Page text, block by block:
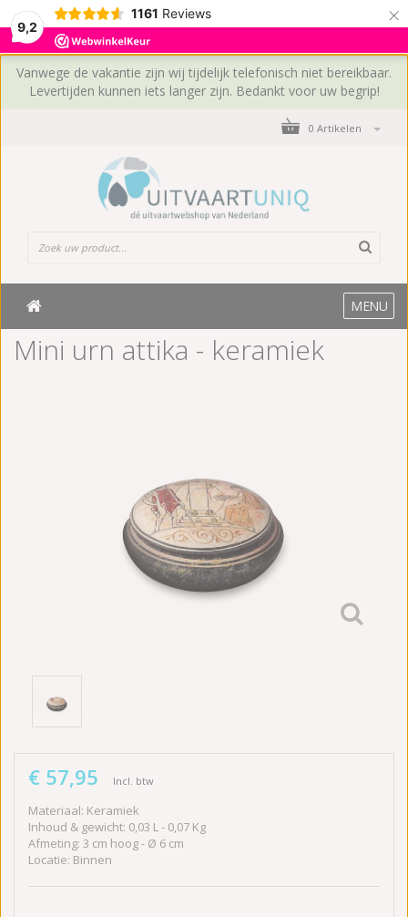
9,2
1161 Reviews ×
Vanwege de vakantie zijn wij tijdelijk telefonisch niet bereikbaar.
Levertijden kunnen iets langer zijn. Bedankt voor uw begrip!
0 Artikelen
MENU
Mini urn attika - keramiek
€ 57,95 Incl. btw
Materiaal: Keramiek
Inhoud & gewicht: 0,03 L - 0,07 Kg
Afmeting: 3 cm hoog - Ø 6 cm
Locatie: Binnen